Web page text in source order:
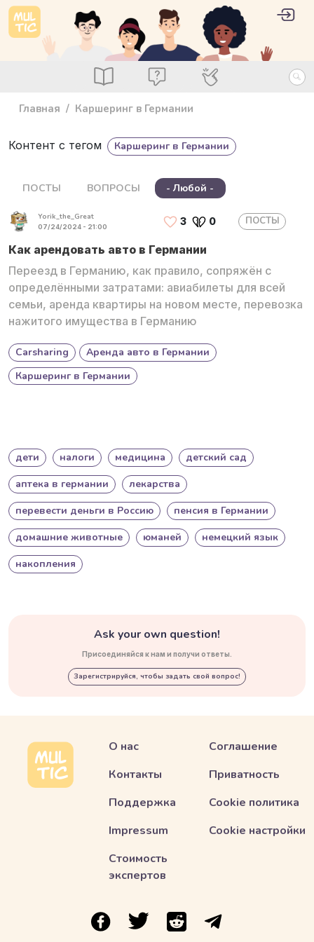
Перейти к основному содержанию
Посты ВопросыСпециалисты
User
Главная Каршеринг в Германии
Контент с тегом Каршеринг в Германии
ПОСТЫ ВОПРОСЫ - Любой -
Yorik_the_Great
07/24/2024 - 21:00 3 0 ПОСТЫ
Как арендовать авто в Германии
Переезд в Германию, как правило, сопряжён с
определёнными затратами: авиабилеты для всей
семьи, аренда квартиры на новом месте, перевозка
нажитого имущества в Германию
Carsharing
Аренда авто в Германии
Каршеринг в Германии
дети налоги медицина
детский сад
аптека в германии
лекарства
перевести деньги в Россию
пенсия в Германии
домашние животные
юманей
немецкий язык
накопления
Ask your own question!
Присоединяйся к нам и получи ответы.
Зарегистрируйся, чтобы задать свой вопрос!
О нас
Контакты
Поддержка
Impressum
Стоимость
экспертов
Соглашение
Приватность
Cookie политика
Cookie настройки
ссылка на Multic в Facebook
ссылка на Multic в Twitter
ссылка на Multic в Reddit
Ссылка на Multic в